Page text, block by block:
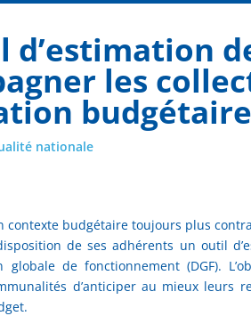
d’estimation
les
budgétaire
nationale
contexte budgétaire toujours plus
de ses adhérents un outil
globale de fonctionnement (DGF).
d’anticiper au mieux leurs